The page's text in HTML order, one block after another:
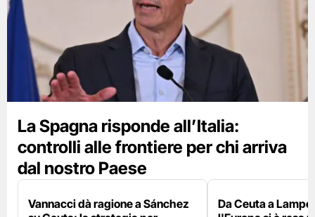
La Spagna risponde all’Italia:
controlli alle frontiere per chi arriva
dal nostro Paese
Vannacci dà ragione a Sánchez
Da Ceuta a